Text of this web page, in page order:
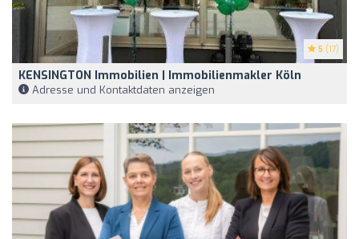
5 (17)
KENSINGTON Immobilien | Immobilienmakler Köln
Adresse und Kontaktdaten anzeigen